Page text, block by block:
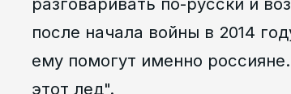
после начала войны в 2014
ему помогут именно
этот лед".